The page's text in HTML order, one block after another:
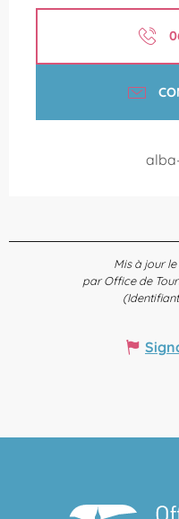
Mis à jour le
par Office de